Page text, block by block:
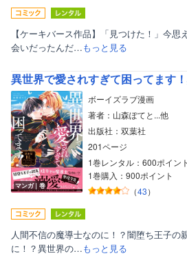
【ケーキバース作品】「見つけた！」今思
会いだったんだ…もっと見る
マンガ｜巻
ボーイズラブ漫画
著者：山森ぽてと...他
出版社：双葉社
201ページ
1巻レンタル：600ポイント
1巻購入：900ポイント
（43）
人間不信の魔導士なのに！？闇堕ち王子の
に！？異世界の…もっと見る